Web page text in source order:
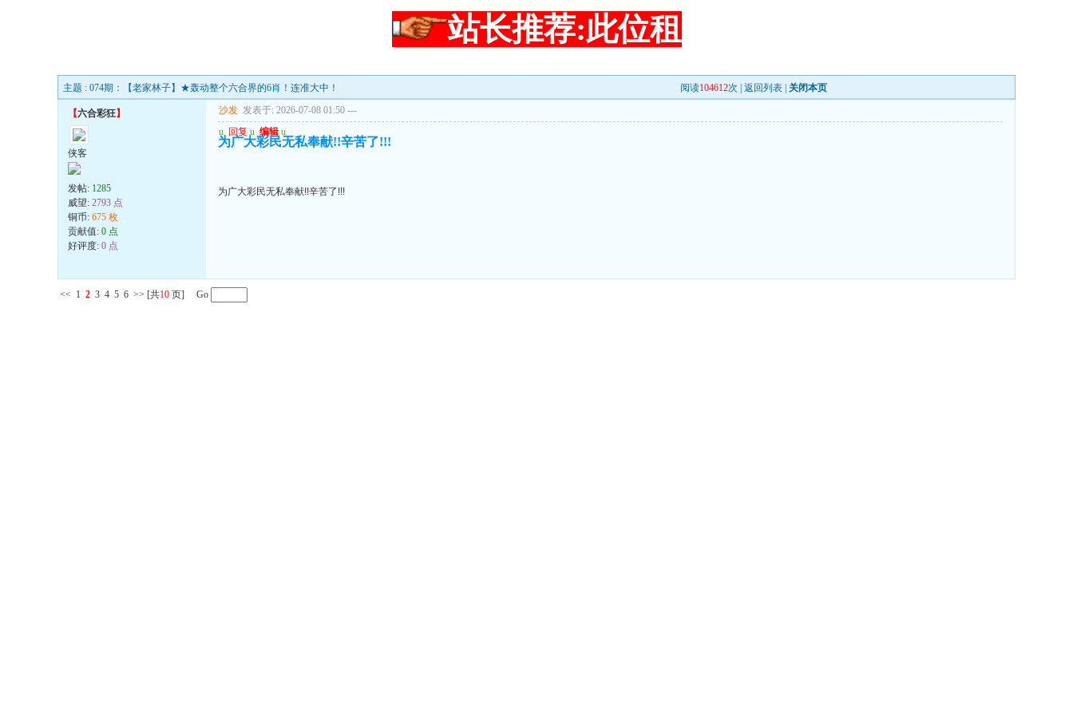
站长推荐:此位租
主题 : 074期：【老家林子】★轰动整个六合界的6肖！连准大中！ 阅读104612次 | 返回列表 关闭本页
【六合彩狂】
侠客
发帖: 1285
威望: 2793 点
铜币: 675 枚
贡献值: 0 点
好评度: 0 点
沙发 发表于: 2026-07-08 01:50 ---
u 回复 u 编辑 u
为广大彩民无私奉献!!辛苦了!!!
为广大彩民无私奉献!!辛苦了!!!
<< 1 2 3 4 5 6 >> [共10 页] Go